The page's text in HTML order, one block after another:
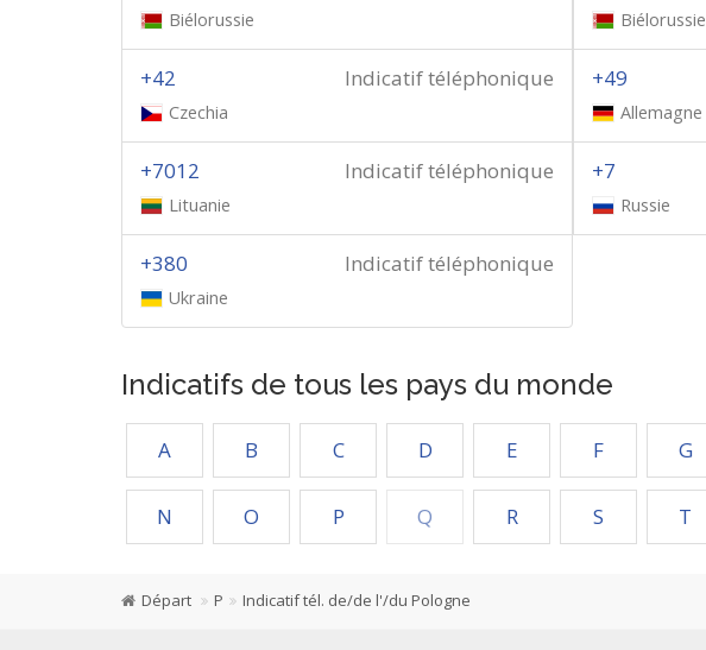
Biélorussie Biélorussie
Indicatif téléphonique
+42
Czechia
+49
Allemagne
Indicatif téléphonique
+7012
Lituanie
+7
Russie
Indicatif téléphonique
+380
Ukraine
Indicatifs de tous les pays du monde
A B C D E F G
N O P Q R S T
Départ P Indicatif tél. de/de l'/du Pologne